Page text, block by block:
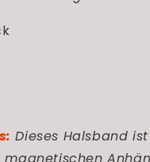
Dieses Halsband